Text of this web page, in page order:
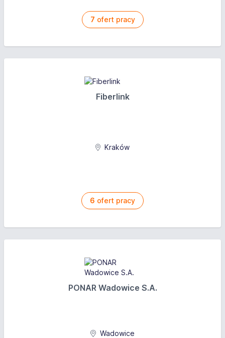
7 ofert pracy
Fiberlink
Kraków
6 ofert pracy
PONAR Wadowice S.A.
Wadowice